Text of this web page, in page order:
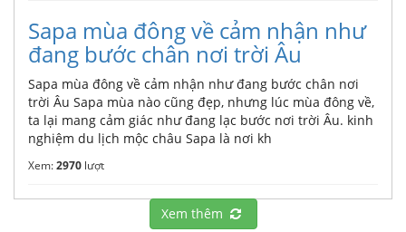
Sapa mùa đông về cảm nhận như
đang bước chân nơi trời Âu
Sapa mùa đông về cảm nhận như đang bước chân nơi
trời Âu Sapa mùa nào cũng đẹp, nhưng lúc mùa đông về,
ta lại mang cảm giác như đang lạc bước nơi trời Âu. kinh
nghiệm du lịch mộc châu Sapa là nơi kh
Xem:2970 lượt
Xem thêm